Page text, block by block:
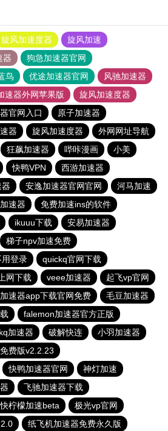
旋风加速度器
旋风加速
器
狗急加速器官网
鸟 优途加速器官网
风驰加速器
速器外网苹果版
旋风加速度器
官网入口
原子加速器
器 旋风加速度器
外网网址导航
狂飙加速器 哔咔漫画
小美
快鸭VPN
西游加速器
安逸加速器官网官网
河马加速
速器
免费加速ins的软件
ikuuu下载
安易加速器
梯子npv加速免费
登录
quickq官网下载
网下载 veee加速器
起飞vp官网
速器app下载官网免费
毛豆加速器
falemon加速器官方正版
加速器 破解快连
小羽加速器
费版v2.2.23
快鸭加速器官网
神灯加速
飞驰加速器下载
快柠檬加速beta
极光vp官网
纸飞机加速器免费永久版